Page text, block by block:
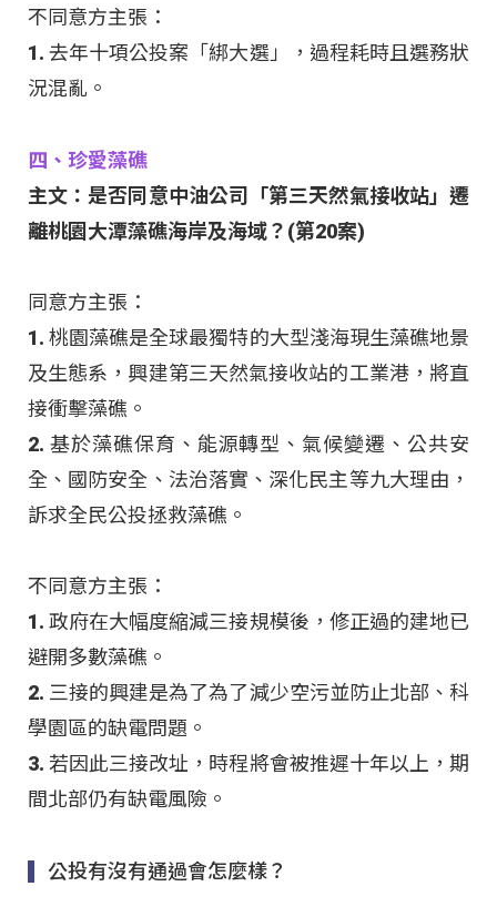
不同意方主張：
1. 去年十項公投案「綁大選」，過程耗時且選務狀
況混亂。
四、珍愛藻礁
主文：是否同意中油公司「第三天然氣接收站」遷
離桃園大潭藻礁海岸及海域？(第20案)
同意方主張：
1. 桃園藻礁是全球最獨特的大型淺海現生藻礁地景
及生態系，興建第三天然氣接收站的工業港，將直
接衝擊藻礁。
2. 基於藻礁保育、能源轉型、氣候變遷、公共安
全、國防安全、法治落實、深化民主等九大理由，
訴求全民公投拯救藻礁。
不同意方主張：
1. 政府在大幅度縮減三接規模後，修正過的建地已
避開多數藻礁。
2. 三接的興建是為了為了減少空污並防止北部、科
學園區的缺電問題。
3. 若因此三接改址，時程將會被推遲十年以上，期
間北部仍有缺電風險。
公投有沒有通過會怎麼樣？